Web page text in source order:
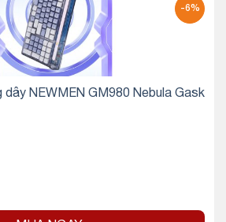
-6%
dây NEWMEN GM980 Nebula Gask